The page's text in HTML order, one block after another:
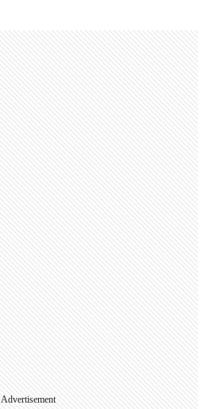
Advertisement